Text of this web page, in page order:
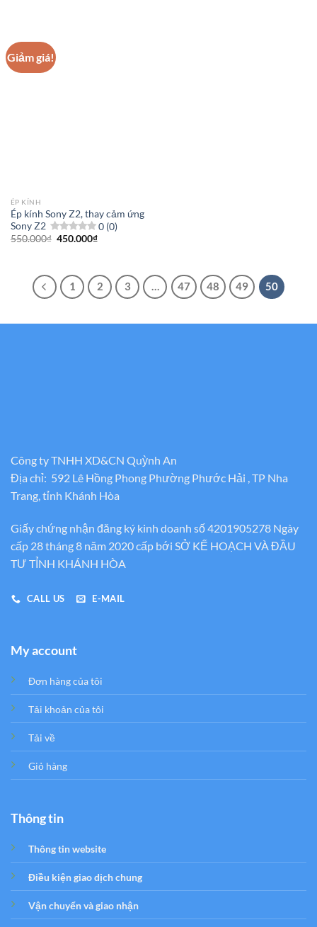
Giảm giá!
ÉP KÍNH
Ép kính Sony Z2, thay cảm ứng
Sony Z2
0 (0)
550.000₫ Giá
450.000₫Giá
450.000₫.
1 2 3 … 47 48 49 50
Công ty TNHH XD&CN Quỳnh An
Địa chỉ: 592 Lê Hồng Phong Phường Phước Hải , TP Nha
Trang, tỉnh Khánh Hòa
Giấy chứng nhận đăng ký kinh doanh số 4201905278 Ngày
cấp 28 tháng 8 năm 2020 cấp bới SỞ KẾ HOẠCH VÀ ĐẦU
TƯ TỈNH KHÁNH HÒA
CALL US E-MAIL
My account
Đơn hàng của tôi
Tải khoản của tôi
Tải về
Giỏ hàng
Thông tin
Thông tin website
Điều kiện giao dịch chung
Vận chuyển và giao nhận